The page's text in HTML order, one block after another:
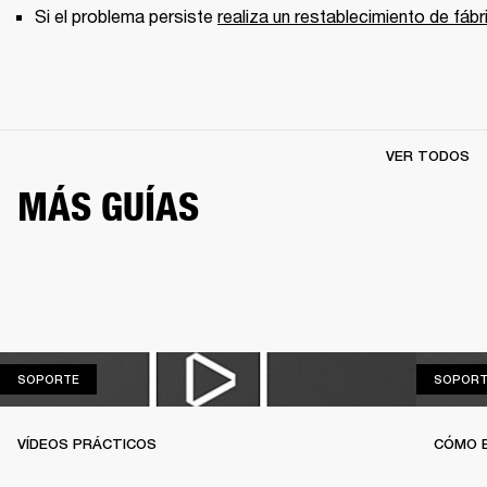
Si el problema persiste realiza un restablecimiento de
MÁS GUÍAS
VER TODOS
SOPORTESOPORTE
VÍDEOS PRÁCTICOS CÓMO